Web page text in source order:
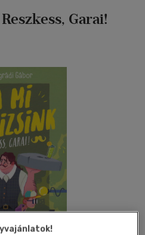
Garai!